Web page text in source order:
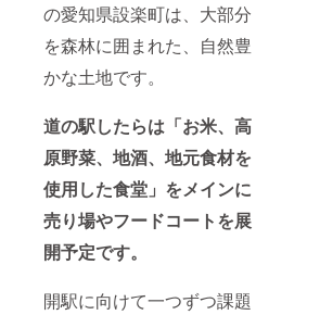
の愛知県設楽町は、大部分
を森林に囲まれた、自然豊
かな土地です。
道の駅したらは「お米、高
原野菜、地酒、地元食材を
使用した食堂」をメインに
売り場やフードコートを展
開予定です。
開駅に向けて一つずつ課題